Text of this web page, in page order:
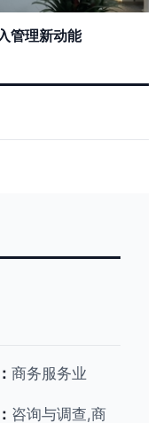
管理新动能
商务服务业
咨询与调查,商